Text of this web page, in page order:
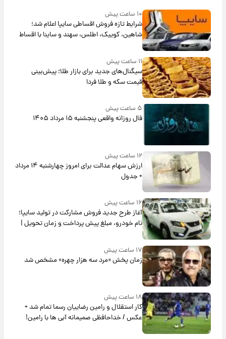
۱۰ ساعت پیش
شرایط تازه فروش اقساطی سایپا اعلام شد؛
شاهین، کوییک، اطلس، سهند و ساینا با اقساط
بلندمدت + جدول
۱۱ ساعت پیش
سیگنال‌های جدید برای بازار طلا؛ پیش‌بینی
قیمت سکه و طلا فردا
۵ ساعت پیش
فال روزانه واقعی پنجشنبه ۱۵ مرداد ۱۴۰۵
۱۲ ساعت پیش
ارزش سهام عدالت برای امروز چهارشنبه ۱۴ مرداد
+ جدول
۱۶ ساعت پیش
آغاز طرح جدید فروش مشارکت در تولید سایپا؛
نام خودرو، مبلغ پیش پرداخت و زمان تحویل |
سود مشارکت چند درصد است؟
۱۷ ساعت پیش
زمان پخش «مرد سه هزار چهره» مشخص شد
۱۸ ساعت پیش
کار استقلال و رامین رضاییان رسما تمام شد +
عکس / خداحافظی صمیمانه آبی ها با رامین!